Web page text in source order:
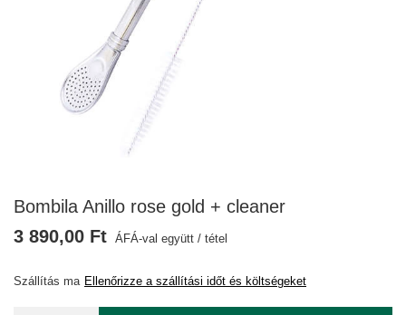
Bombila Anillo rose gold + cleaner
Szállítás ma Ellenőrizze a szállítási időt és költségeket
3 890,00 Ft ÁFÁ-val együtt / tétel